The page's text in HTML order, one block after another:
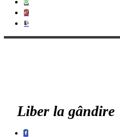
Liber la gândire